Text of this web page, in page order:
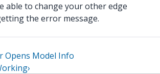
able to change your other edge
the error message.
Opens Model Info
›